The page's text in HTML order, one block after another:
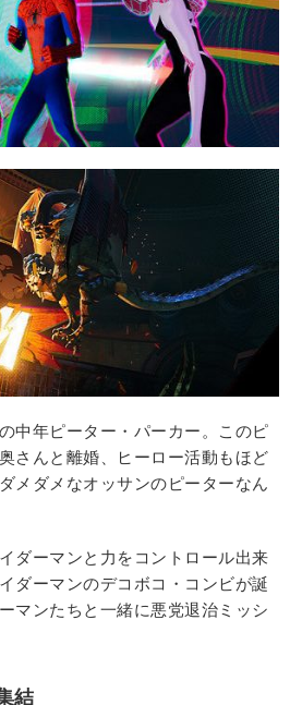
中年ピーター・パーカー。このピ
さんと離婚、ヒーロー活動もほど
メダメなオッサンのピーターなん
ダーマンと力をコントロール出来
ダーマンのデコボコ・コンビが誕
マンたちと一緒に悪党退治ミッシ
結